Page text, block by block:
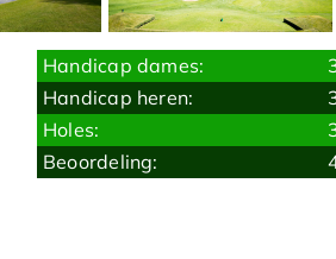
Handicap dames:
Handicap heren:
Holes:
Beoordeling: